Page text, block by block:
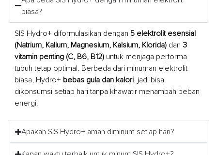
biasa?
SIS Hydro+ diformulasikan dengan 5 elektrolit esensial
(Natrium, Kalium, Magnesium, Kalsium, Klorida) dan 3
vitamin penting (C, B6, B12) untuk menjaga performa
tubuh tetap optimal. Berbeda dari minuman elektrolit
biasa, Hydro+ bebas gula dan kalori, jadi bisa
dikonsumsi setiap hari tanpa khawatir menambah beban
energi.
Apakah SIS Hydro+ aman diminum setiap hari?